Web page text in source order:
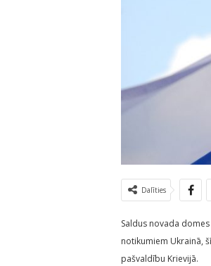
Dalīties
Saldus novada
notikumiem Ukrainā,
pašvaldību Krievijā.